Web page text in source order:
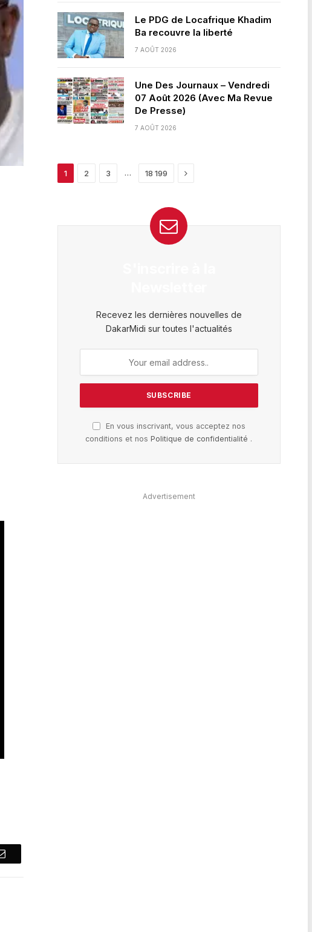
Email
Le PDG de Locafrique Khadim
Ba recouvre la liberté
7 AOÛT 2026
Une Des Journaux – Vendredi
07 Août 2026 (Avec Ma Revue
De Presse)
7 AOÛT 2026
1 2 3 … 18 199 Next
Recevez les dernières nouvelles de
DakarMidi sur toutes l'actualités
En vous inscrivant, vous acceptez nos
conditions et nosPolitique de confidentialité .
Advertisement